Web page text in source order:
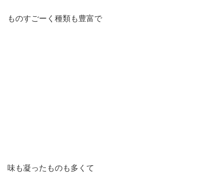
ものすごーく種類も豊富で
味も凝ったものも多くて